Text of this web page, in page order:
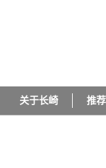
关于长崎 推